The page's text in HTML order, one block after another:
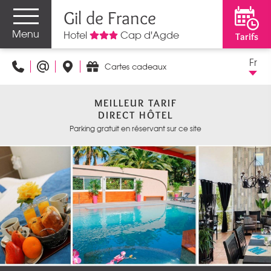
Menu
Gil de France
Hotel Cap d'Agde Tarifs
Cartes cadeaux Fr
MEILLEUR TARIF
DIRECT HÔTEL
Parking gratuit en réservant sur ce site